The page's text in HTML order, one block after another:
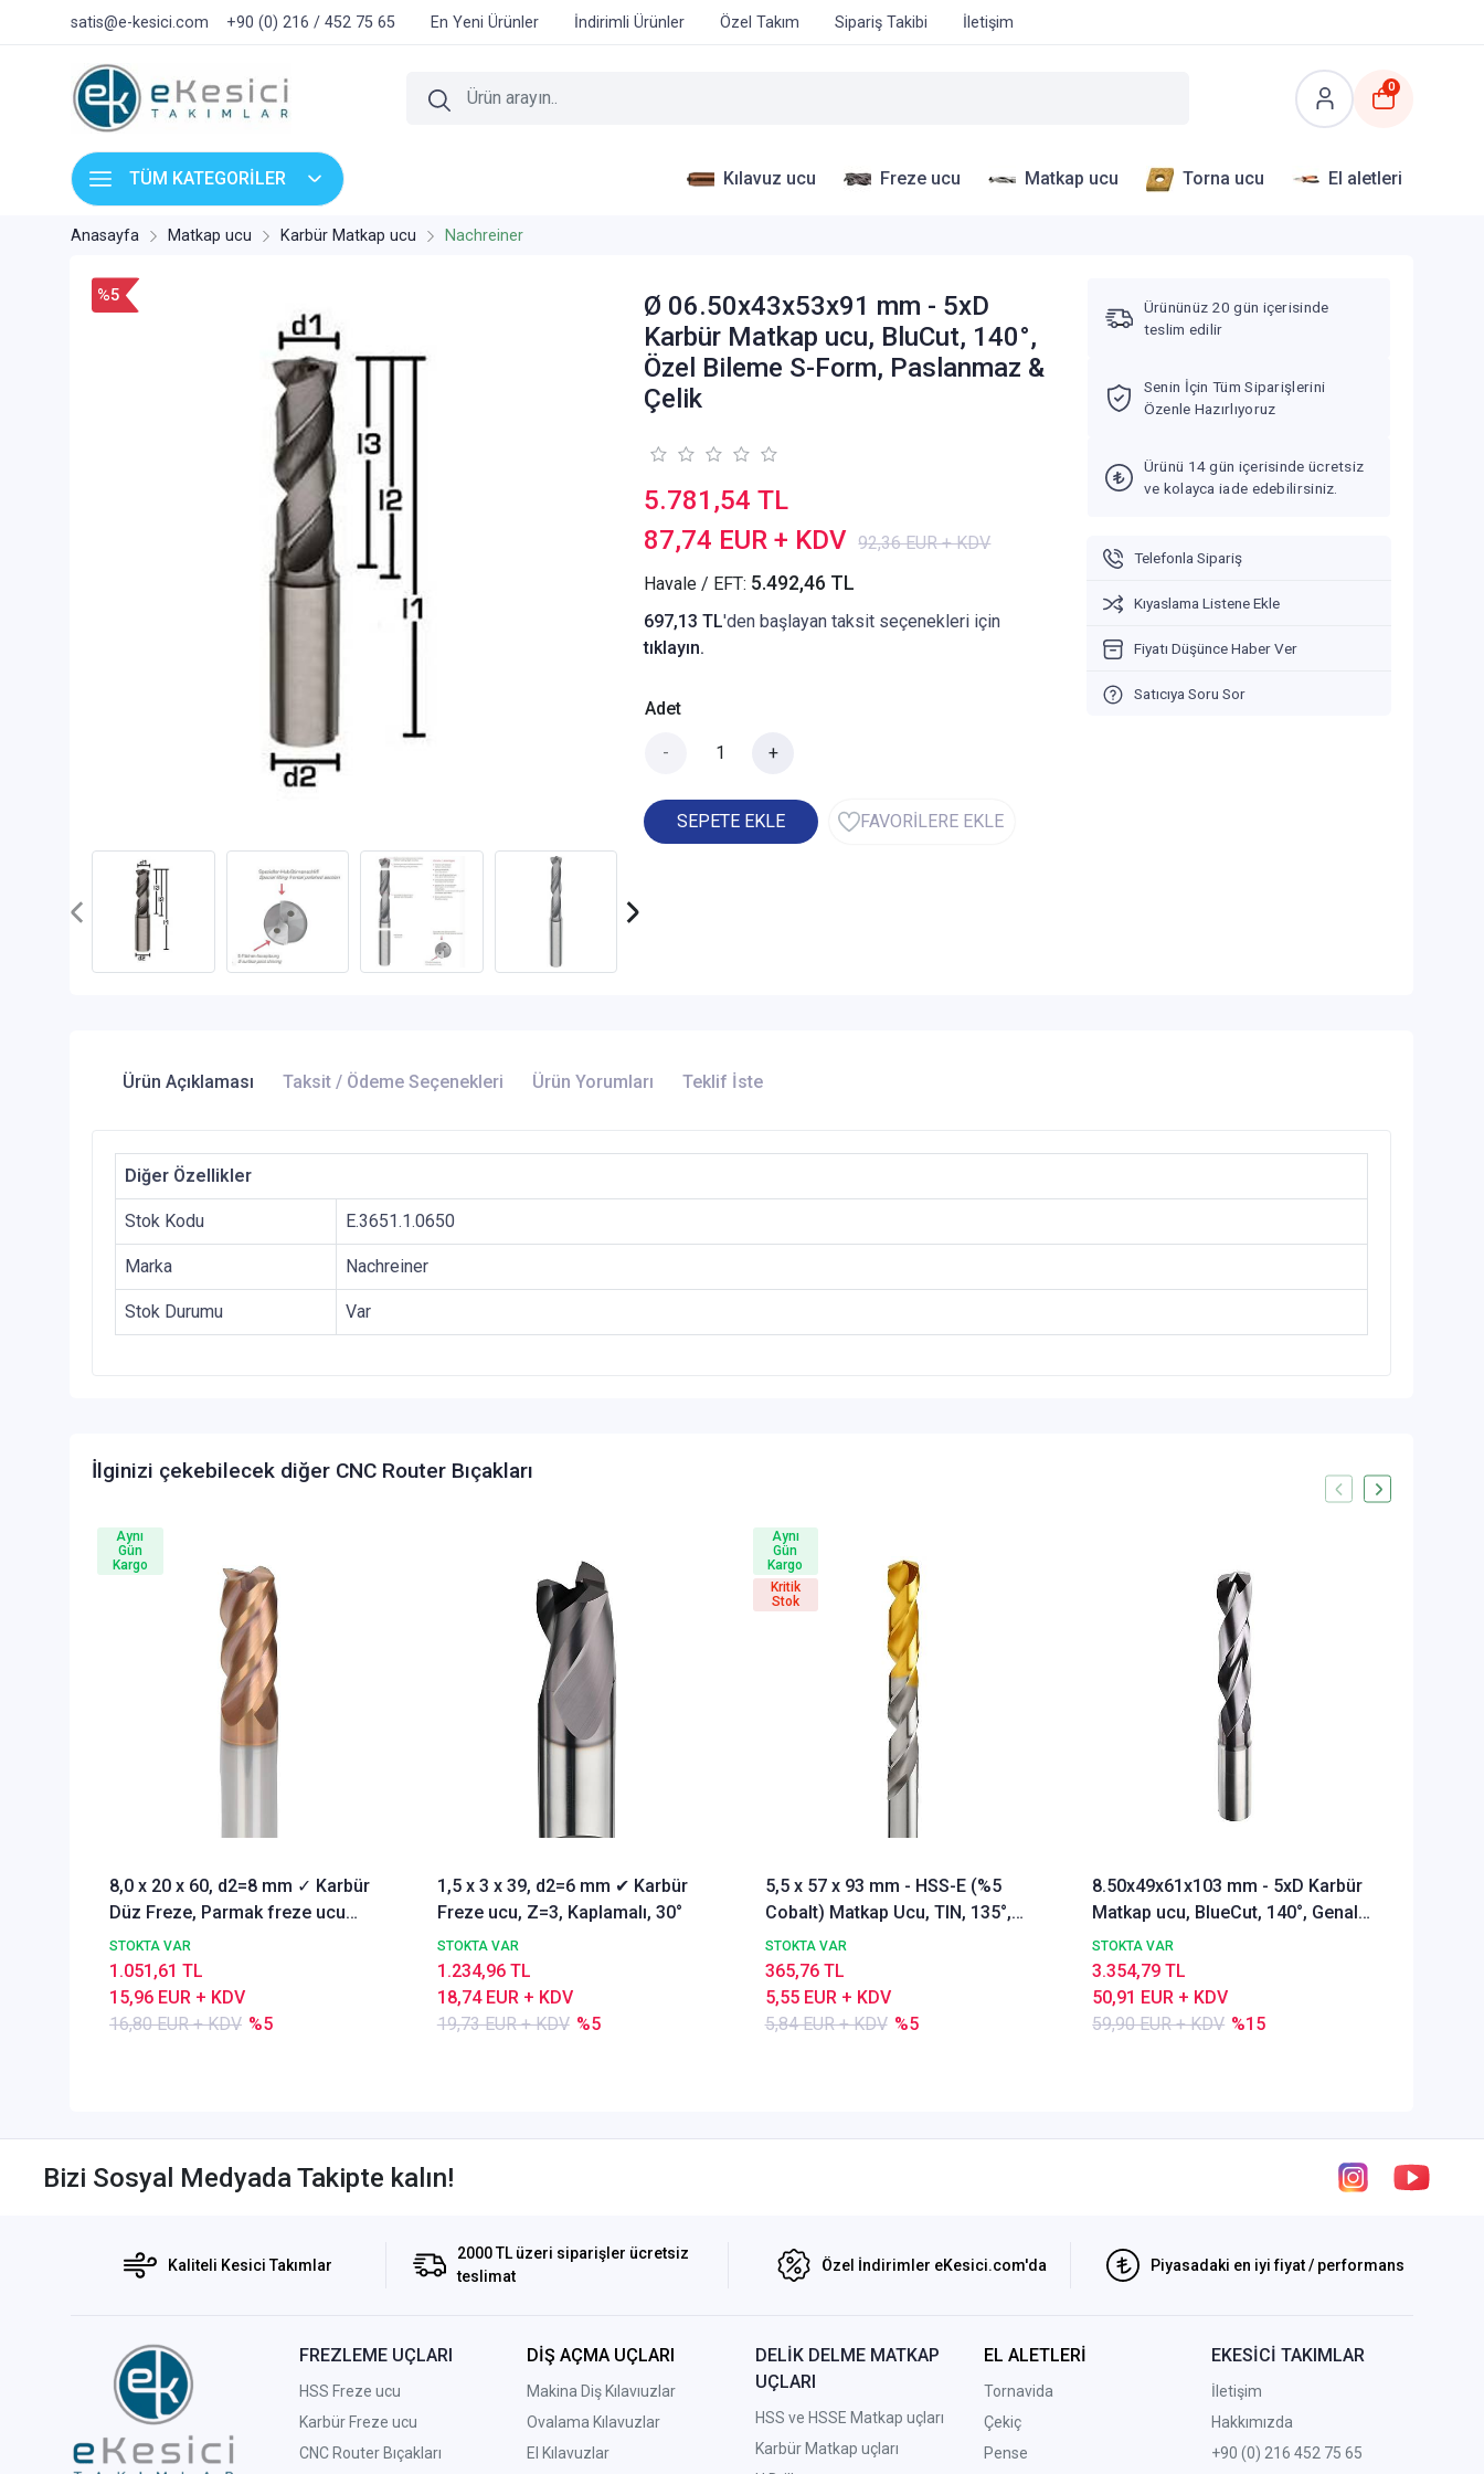
satis@e-kesici.com +90 (0) 216 / 452 75 65 En Yeni Ürünler İndirimli Ürünler Özel Takım Sipariş Takibi İletişim
0
TÜM KATEGORİLER Kılavuz ucu Freze ucu Matkap ucu Torna ucu El aletleri
Anasayfa Matkap ucu Karbür Matkap ucu Nachreiner
%5
Ø 06.50x43x53x91 mm - 5xD
Karbür Matkap ucu, BluCut, 140°,
Özel Bileme S-Form, Paslanmaz &
Çelik
5.781,54 TL
87,74 EUR + KDV 92,36 EUR + KDV
Havale / EFT: 5.492,46 TL
697,13 TL'den başlayan taksit seçenekleri için
tıklayın.
Adet
- +
SEPETE EKLE FAVORİLERE EKLE
Ürününüz 20 gün içerisinde
teslim edilir
Senin İçin Tüm Siparişlerini
Özenle Hazırlıyoruz
Ürünü 14 gün içerisinde ücretsiz
ve kolayca iade edebilirsiniz.
Telefonla Sipariş
Kıyaslama Listene Ekle
Fiyatı Düşünce Haber Ver
Satıcıya Soru Sor
Ürün Açıklaması Taksit / Ödeme Seçenekleri Ürün Yorumları Teklif İste
Diğer Özellikler
Stok Kodu E.3651.1.0650
Marka Nachreiner
Stok Durumu Var
İlginizi çekebilecek diğer CNC Router Bıçakları
8,0 x 20 x 60, d2=8 mm ✓ Karbür
Düz Freze, Parmak freze ucu
Z=4,TiSiN Kaplamalı
STOKTA VAR
16,80 EUR + KDV %5
15,96 EUR + KDV
1.051,61 TL
Aynı
Gün
Kargo
1,5 x 3 x 39, d2=6 mm ✔ Karbür
Freze ucu, Z=3, Kaplamalı, 30°
STOKTA VAR
19,73 EUR + KDV %5
18,74 EUR + KDV
1.234,96 TL
5,5 x 57 x 93 mm - HSS-E (%5
Cobalt) Matkap Ucu, TIN, 135°,
DIN338 Delik Delme ucu,
Nachreiner
STOKTA VAR
5,84 EUR + KDV %5
5,55 EUR + KDV
365,76 TL
Aynı
Gün
Kargo
Kritik
Stok
8.50x49x61x103 mm - 5xD Karbür
Matkap ucu, BlueCut, 140°, Genal
amaçlı
STOKTA VAR
59,90 EUR + KDV %15
50,91 EUR + KDV
3.354,79 TL
Bizi Sosyal Medyada Takipte kalın!
Kaliteli Kesici Takımlar
2000 TL üzeri siparişler ücretsiz
teslimat
Özel İndirimler eKesici.com'da Piyasadaki en iyi fiyat / performans
FREZLEME UÇLARI
HSS Freze ucu
Karbür Freze ucu
CNC Router Bıçakları
DİŞ AÇMA UÇLARI
Makina Diş Kılavıuzlar
Ovalama Kılavuzlar
El Kılavuzlar
DELİK DELME MATKAP
UÇLARI
HSS ve HSSE Matkap uçları
Karbür Matkap uçları
EL ALETLERİ
Tornavida
Çekiç
Pense
EKESİCİ TAKIMLAR
İletişim
Hakkımızda
+90 (0) 216 452 75 65